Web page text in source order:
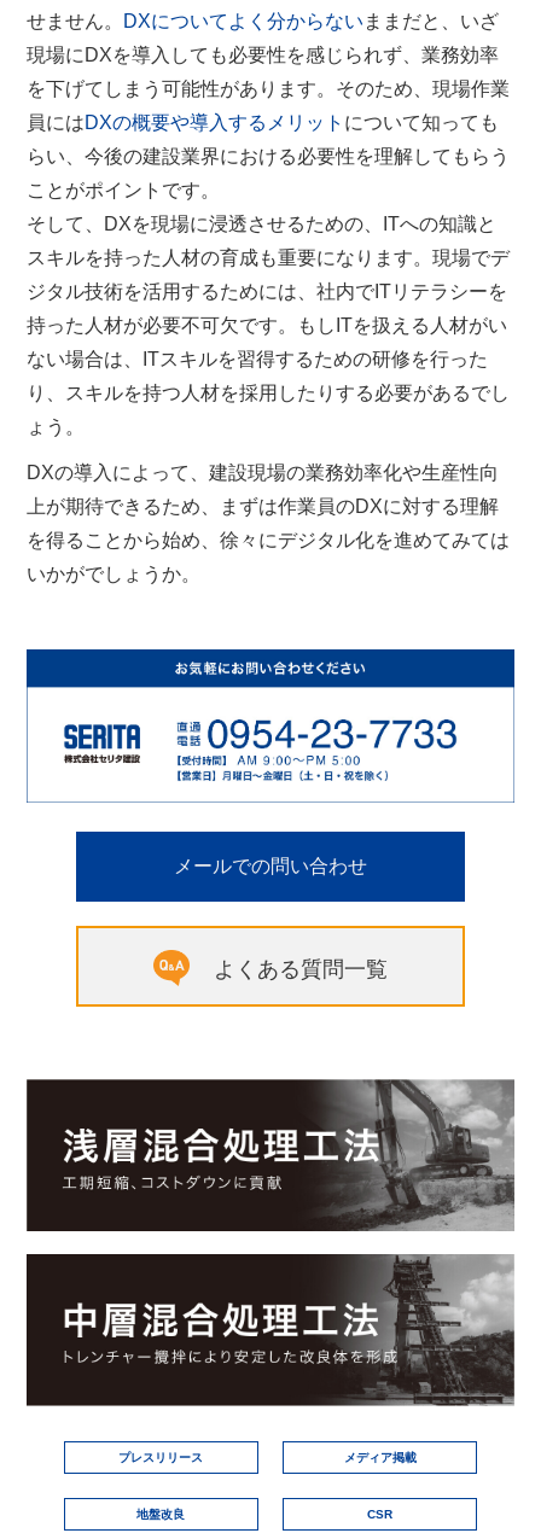
せません。 DXについてよく分からない ままだと、いざ
現場にDXを導入しても必要性を感じられず、業務効率
を下げてしまう可能性があります。そのため、現場作業
員にはDXの概要や導入するメリット について知っても
らい、今後の建設業界における必要性を理解してもらう
ことがポイントです。
そして、DXを現場に浸透させるための、ITへの知識と
スキルを持った人材の育成も重要になります。現場でデ
ジタル技術を活用するためには、社内でITリテラシーを
持った人材が必要不可欠です。もしITを扱える人材がい
ない場合は、ITスキルを習得するための研修を行った
り、スキルを持つ人材を採用したりする必要があるでし
ょう。
DXの導入によって、建設現場の業務効率化や生産性向
上が期待できるため、まずは作業員のDXに対する理解
を得ることから始め、徐々にデジタル化を進めてみては
いかがでしょうか。
メールでの問い合わせ
よくある質問一覧
プレスリリース メディア掲載
地盤改良 CSR